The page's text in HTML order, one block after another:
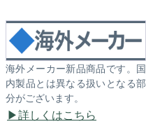
海外メーカー新品商品です。国
内製品とは異なる扱いとなる部
分がございます。
詳しくはこちら